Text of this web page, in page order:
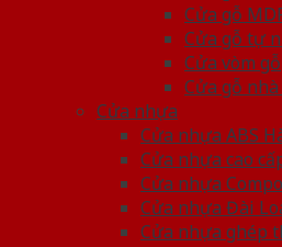
Cửa gỗ
Cửa gỗ tự
Cửa vòm gỗ
Cửa gỗ
Cửa nhựa
Cửa nhựa ABS
Cửa nhựa cao
Cửa nhựa
Cửa nhựa Đài
Cửa nhựa ghép